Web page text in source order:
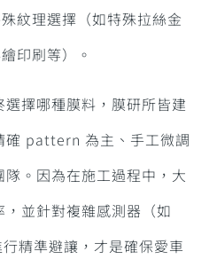
紋理選擇（如特殊拉絲金
印刷等）。
擇哪種膜料，膜研所皆建
確 pattern 為主、手工微調
。因為在施工過程中，大
並針對複雜感測器（如
精準避讓，才是確保愛車